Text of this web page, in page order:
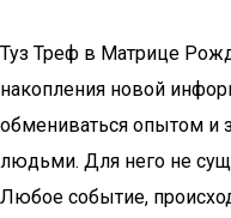
Туз Треф в Матрице
накопления новой
обмениваться опытом
людьми. Для него не
Любое событие,